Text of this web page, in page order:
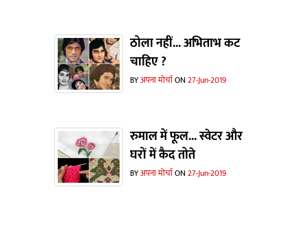
ठोला नहीं... अभिताभ कट
चाहिए ?
BYअपना मोर्चाON27-Jun-2019
रुमाल में फूल... स्वेटर और
घरों में कैद तोते
BYअपना मोर्चाON27-Jun-2019